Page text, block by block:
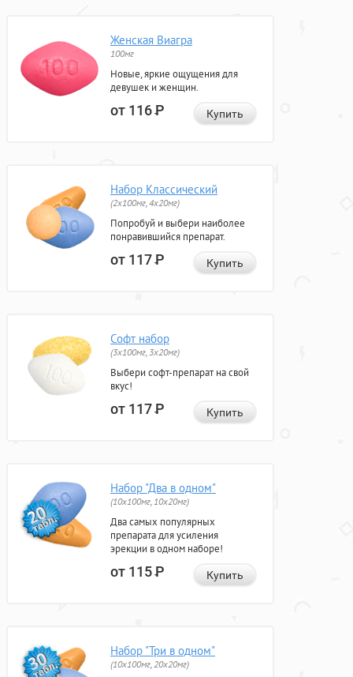
Женская Виагра
100мг
Новые, яркие ощущения для
девушек и женщин.
от 116Р Купить
Набор Классический
(2x100мг, 4x20мг)
Попробуй и выбери наиболее
понравившийся препарат.
от 117Р Купить
Софт набор
(3x100мг, 3x20мг)
Выбери софт-препарат на свой
вкус!
от 117Р Купить
Набор "Два в одном"
(10x100мг, 10x20мг)
Два самых популярных
препарата для усиления
эрекции в одном наборе!
от 115Р Купить
Набор "Три в одном"
(10x100мг, 20x20мг)